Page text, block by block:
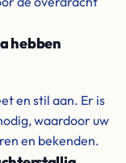
hebben
en stil aan. Er is
waardoor uw
en bekenden.